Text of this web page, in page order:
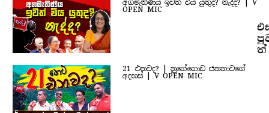
අගමැතිණිය ඉවත් විය යුතුද? නැද්ද? | V
OPEN MIC
21 එනවද? | නුගේගොඩ ජනතාවගේ
අදහස් | V OPEN MIC
ත්